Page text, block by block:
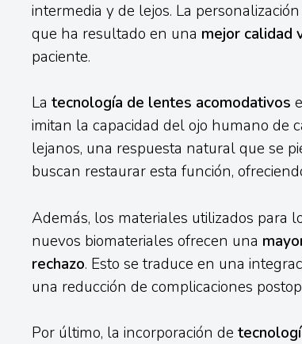
intermedia y de lejos. La
que ha resultado en una mejor calidad
paciente.
La tecnología de lentes acomodativos
imitan la capacidad del ojo humano de
lejanos, una respuesta natural que se
buscan restaurar esta función,
Además, los materiales utilizados para
nuevos biomateriales ofrecen una
rechazo. Esto se traduce en una
una reducción de complicaciones
Por último, la incorporación de